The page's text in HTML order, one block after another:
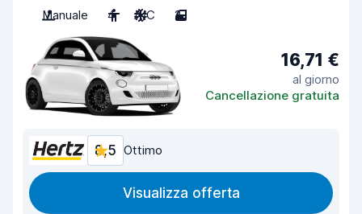
Manuale
4 A/C 2
16,71 €
al giorno
Cancellazione gratuita
8,5 Ottimo
Visualizza offerta